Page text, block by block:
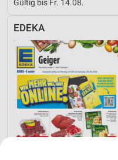
Gültig bis Fr. 14.08.
EDEKA